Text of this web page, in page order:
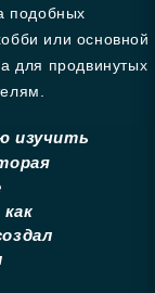
подобных
или основной
для продвинутых
изучить